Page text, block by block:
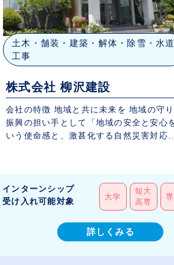
土木・舗装・建築・解体・除雪・水道
工事
株式会社 柳沢建設
会社の特徴 地域と共に未来を 地域の守り手、地域
振興の担い手として「地域の安全と安心
いう使命感と、激甚化する自然災害対応...
インターンシップ
受け入れ可能対象
大学
短大
高専
詳しくみる